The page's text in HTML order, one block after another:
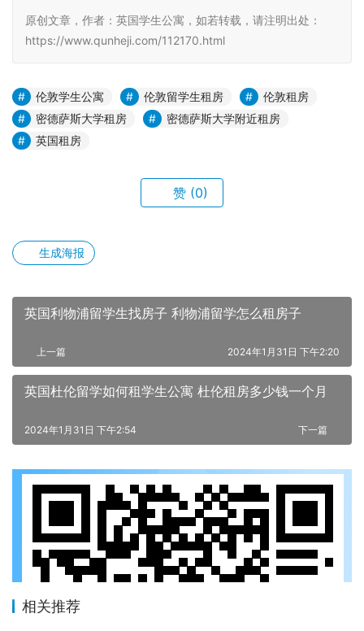
原创文章，作者：英国学生公寓，如若转载，请注明出处：
https://www.qunheji.com/112170.html
伦敦学生公寓 伦敦留学生租房
伦敦租房
密德萨斯大学租房
密德萨斯大学附近租房
英国租房
赞 (0)
生成海报
英国利物浦留学生找房子 利物浦留学怎么租房子
上一篇 2024年1月31日 下午2:20
英国杜伦留学如何租学生公寓 杜伦租房多少钱一个月
下一篇
2024年1月31日 下午2:54
相关推荐